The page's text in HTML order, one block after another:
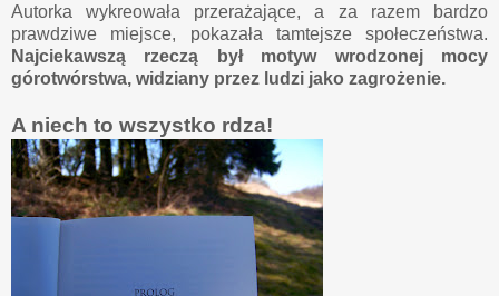
Autorka wykreowała przerażające, a za razem bardzo
prawdziwe miejsce, pokazała tamtejsze społeczeństwa.
Najciekawszą rzeczą był motyw wrodzonej mocy
górotwórstwa, widziany przez ludzi jako zagrożenie.
A niech to wszystko rdza!